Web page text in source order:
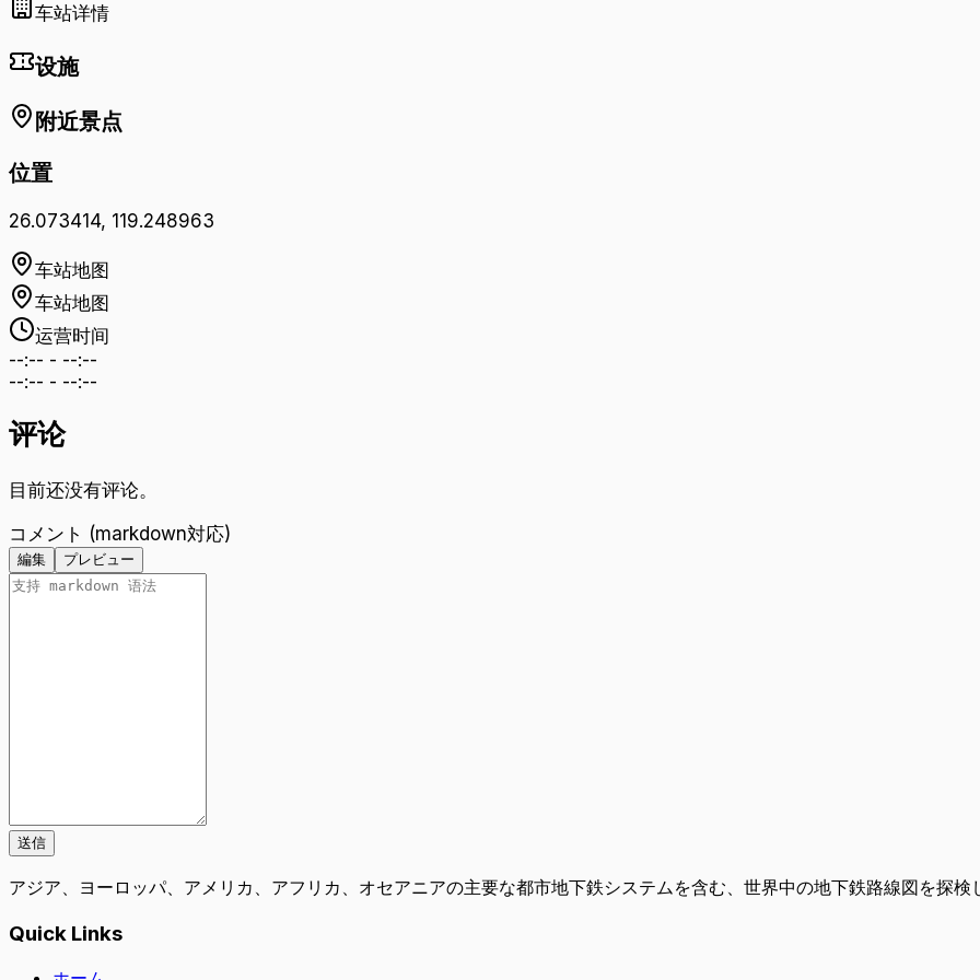
车站详情
设施
附近景点
位置
26.073414, 119.248963
车站地图
车站地图
运营时间
--:-- - --:--
--:-- - --:--
评论
目前还没有评论。
コメント (markdown対応)
編集 プレビュー
送信
アジア、ヨーロッパ、アメリカ、アフリカ、オセアニアの主要な都市地下鉄システムを含む、世界中の地下鉄路線図を探検
Quick Links